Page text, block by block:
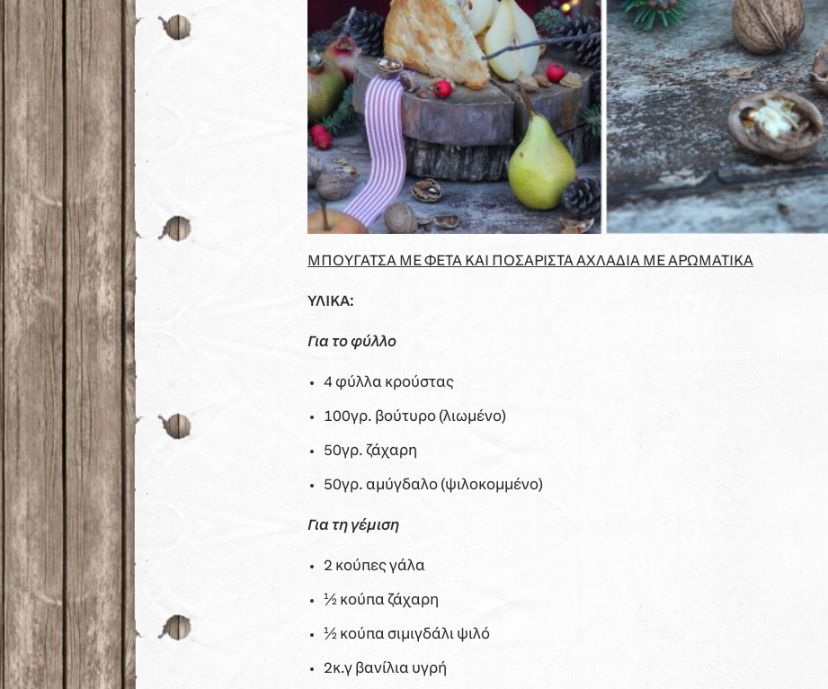
ΜΠΟΥΓΑΤΣΑ ΜΕ ΦΕΤΑ ΚΑΙ ΠΟΣΑΡΙΣΤΑ ΑΧΛΑΔΙΑ ΜΕ ΑΡΩΜΑΤΙΚΑ
ΥΛΙΚΑ:
Για τοφύλλο
4 φύλλα κρούστας
100γρ. βούτυρο (λιωμένο)
50γρ. ζάχαρη
50γρ. αμύγδαλο (ψιλοκομμένο)
Για τη γέμιση
2 κούπες γάλα
½ κούπα ζάχαρη
½ κούπα σιμιγδάλι ψιλό
2κ.γ βανίλια υγρή